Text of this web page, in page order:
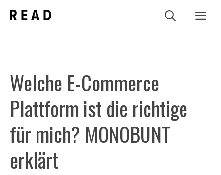
Inhalt
Welche E-Commerce
Plattform ist die richtige
für mich? MONOBUNT
erklärt